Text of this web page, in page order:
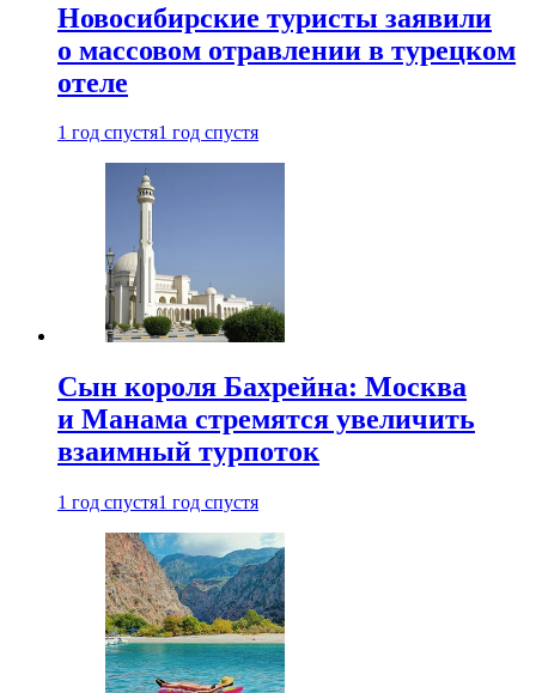
Новосибирские туристы заявили
о массовом отравлении в турецком
отеле
1 год спустя1 год спустя
Сын короля Бахрейна: Москва
и Манама стремятся увеличить
взаимный турпоток
1 год спустя1 год спустя